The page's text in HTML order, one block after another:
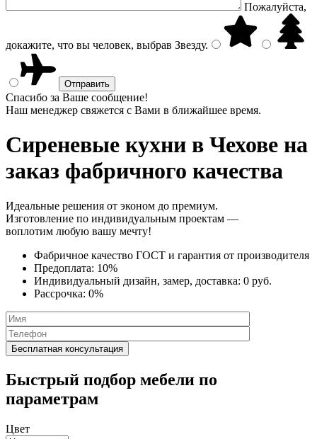
Пожалуйста,
докажите, что вы человек, выбрав Звезду.
Спасибо за Ваше сообщение!
Наш менеджер свяжется с Вами в ближайшее время.
Сиреневые кухни в Чехове на
заказ фабричного качества
Идеальные решения от эконом до премиум.
Изготовление по индивидуальным проектам —
воплотим любую вашу мечту!
Фабричное качество ГОСТ и гарантия от производителя
Предоплата: 10%
Индивидуальный дизайн, замер, доставка: 0 руб.
Рассрочка: 0%
Быстрый подбор мебели по
параметрам
Цвет